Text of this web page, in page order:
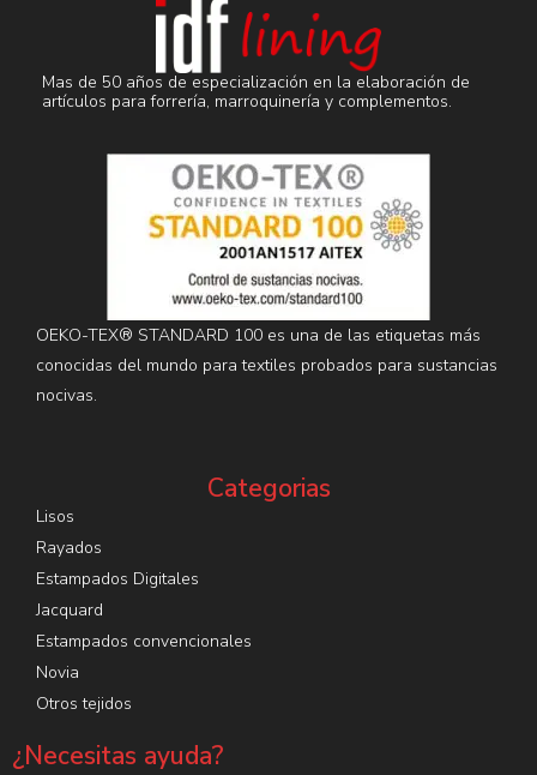
Mas de 50 años de especialización en la elaboración de
artículos para forrería, marroquinería y complementos.
OEKO-TEX® STANDARD 100 es una de las etiquetas más
conocidas del mundo para textiles probados para sustancias
nocivas.
Categorias
Lisos
Rayados
Estampados Digitales
Jacquard
Estampados convencionales
Novia
Otros tejidos
¿Necesitas ayuda?